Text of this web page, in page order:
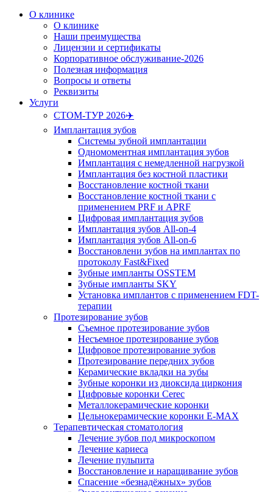
О клинике
О клинике
Наши преимущества
Лицензии и сертификаты
Корпоративное обслуживание-2026
Полезная информация
Вопросы и ответы
Реквизиты
Услуги
СТОМ-ТУР 2026✈️
Имплантация зубов
Системы зубной имплантации
Одномоментная имплантация зубов
Имплантация с немедленной нагрузкой
Имплантация без костной пластики
Восстановление костной ткани
Восстановление костной ткани с
применением PRF и APRF
Цифровая имплантация зубов
Имплантация зубов All-on-4
Имплантация зубов All-on-6
Восстановлени зубов на имплантах по
протоколу Fast&Fixed
Зубные импланты OSSTEM
Зубные импланты SKY
Установка имплантов с применением FDT-
терапии
Протезирование зубов
Съемное протезирование зубов
Несъемное протезирование зубов
Цифровое протезирование зубов
Протезирование передних зубов
Керамические вкладки на зубы
Зубные коронки из диоксида циркония
Цифровые коронки Cerec
Металлокерамические коронки
Цельнокерамические коронки E-MAX
Терапевтическая стоматология
Лечение зубов под микроскопом
Лечение кариеса
Лечение пульпита
Восстановление и наращивание зубов
Спасение «безнадёжных» зубов